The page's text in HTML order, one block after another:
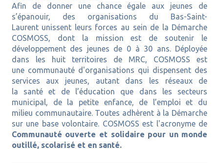
Afin de donner une chance égale aux jeunes de
s’épanouir, des organisations du Bas-Saint-
Laurent unissent leurs forces au sein de la Démarche
COSMOSS, dont la mission est de soutenir le
développement des jeunes de 0 à 30 ans. Déployée
dans les huit territoires de MRC, COSMOSS est
une communauté d'organisations qui dispensent des
services aux jeunes, autant dans les réseaux de
la santé et de l’éducation que dans les secteurs
municipal, de la petite enfance, de l’emploi et du
milieu communautaire. Toutes adhèrent à la Démarche
sur une base volontaire. COSMOSS est l'acronyme de
Communauté ouverte et solidaire pour un monde
outillé, scolarisé et en santé.